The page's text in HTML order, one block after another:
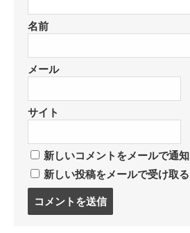
名前
メール
サイト
新しいコメントをメールで通知
新しい投稿をメールで受け取る